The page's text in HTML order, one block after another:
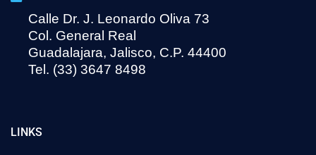
Calle Dr. J. Leonardo Oliva 73
Col. General Real
Guadalajara, Jalisco, C.P. 44400
Tel. (33) 3647 8498
LINKS